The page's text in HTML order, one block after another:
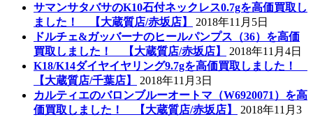
サマンサタバサのK10石付ネックレス0.7gを高価買取し
ました！ 【大蔵質店/赤坂店】
2018年11月5日
ドルチェ&ガッバーナのヒールパンプス（36）を高価
買取しました！ 【大蔵質店/赤坂店】
2018年11月4日
K18/K14ダイヤイヤリング9.7gを高価買取しました！
【大蔵質店/千葉店】
2018年11月3日
カルティエのバロンブルーオートマ（W6920071）を高
価買取しました！ 【大蔵質店/赤坂店】
2018年11月3